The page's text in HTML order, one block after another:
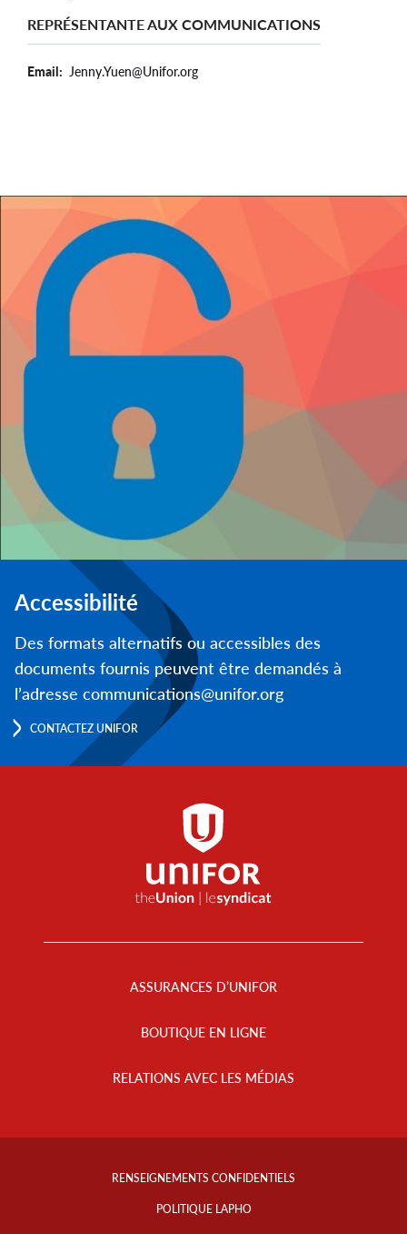
REPRÉSENTANTE AUX COMMUNICATIONS
Email Jenny.Yuen@Unifor.org
Accessibilité
Des formats alternatifs ou accessibles des
documents fournis peuvent être demandés à
l’adresse communications@unifor.org
CONTACTEZ UNIFOR
ASSURANCES D’UNIFOR
BOUTIQUE EN LIGNE
RELATIONS AVEC LES MÉDIAS
Footer
RENSEIGNEMENTS CONFIDENTIELS
POLITIQUE LAPHO